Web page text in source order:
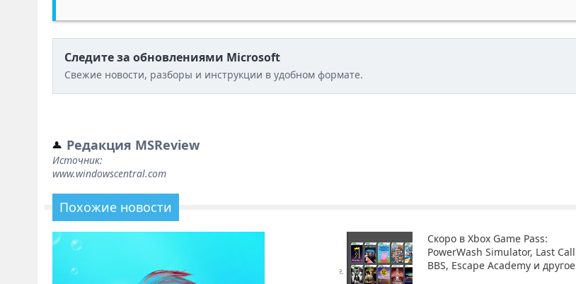
Следите за обновлениями Microsoft
Свежие новости, разборы и инструкции в удобном формате.
Редакция MSReview
Источник:
www.windowscentral.com
Похожие новости
Скоро в Xbox Game Pass:
PowerWash Simulator, Last Call
BBS, Escape Academy и другое